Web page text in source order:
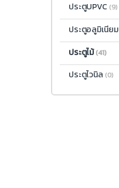
ประตูUPVC (9)
ประตูอลูมิเนียม
ประตูไม้(41)
ประตูไวนิล (0)